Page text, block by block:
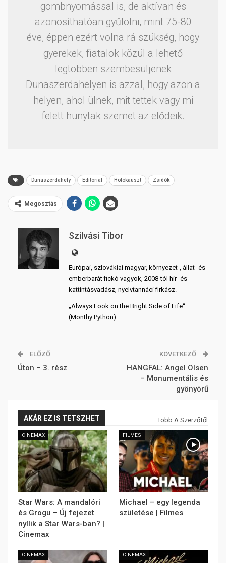
gombnyomással is, de aktívan és
azonosíthatóan gyűlölni, mint 75-80
éve, éppen ezért volna rá szükség, hogy
gyerekek, fiatalok közül a lehető
legtöbben szembesüljenek
Dunaszerdahelyen is azzal, hogy azon a
helyen, ahol ülnek, mit tettek vagy mi
felett hunytak szemet az elődeik.
Dunaszerdahely Editorial Holokauszt Zsidók
Megosztás
Szilvási Tibor
Európai, szlovákiai magyar, környezet-, állat- és
emberbarát fickó vagyok, 2008-tól hír- és
kattintásvadász, nyelvtannáci firkász.
„Always Look on the Bright Side of Life“
(Monthy Python)
ELŐZŐ
Úton – 3. rész
KÖVETKEZŐ
HANGFAL: Angel Olsen
– Monumentális és
gyönyörű
AKÁR EZ IS TETSZHET Több A Szerzőtől
CINEMAX
Star Wars: A mandalóri
és Grogu – Új fejezet
nyílik a Star Wars-ban? |
Cinemax
FILMES
Michael – egy legenda
születése | Filmes
CINEMAX CINEMAX